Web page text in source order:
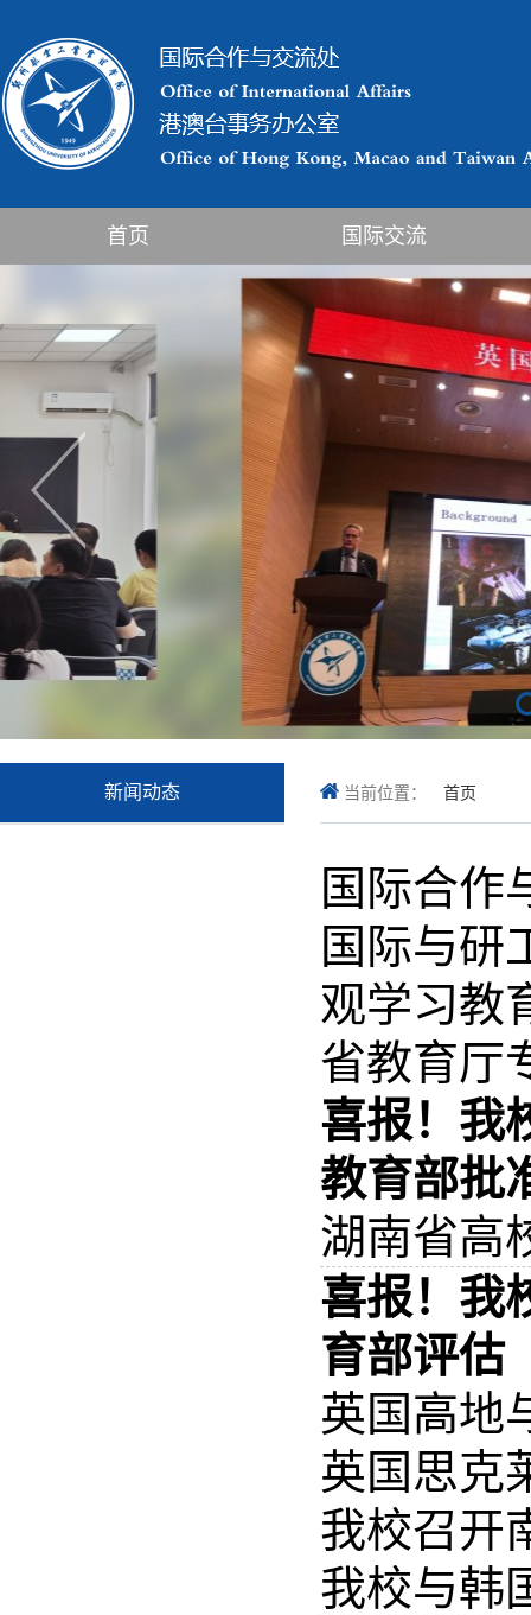
首页 国际交流
新闻动态 当前位置： 首页
国际合作
国际与研
观学习教
省教育厅
喜报！我
教育部批
湖南省高
喜报！我
育部评估
英国高地
英国思克
我校召开
我校与韩